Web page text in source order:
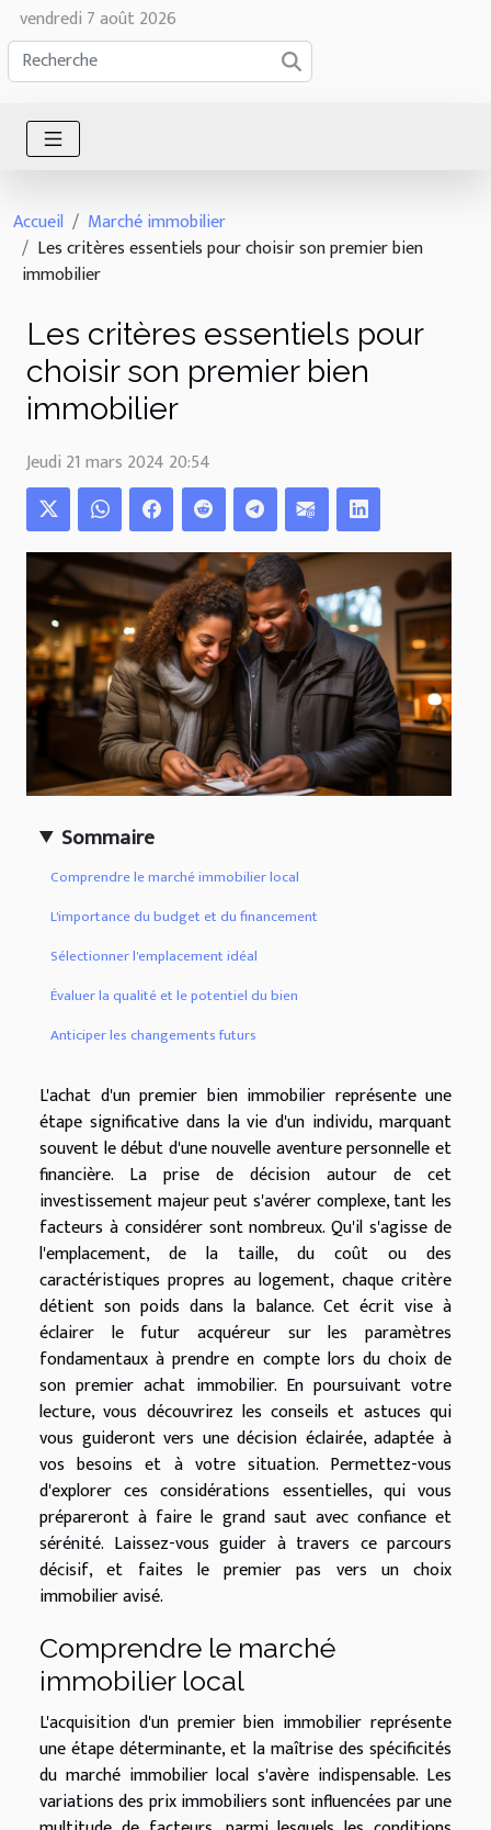
vendredi 7 août 2026
Accueil
Marché immobilier
Les critères essentiels pour choisir son premier bien
immobilier
Les critères essentiels pour
choisir son premier bien
immobilier
Jeudi 21 mars 2024 20:54
Sommaire
Comprendre le marché immobilier local
L'importance du budget et du financement
Sélectionner l'emplacement idéal
Évaluer la qualité et le potentiel du bien
Anticiper les changements futurs
L'achat d'un premier bien immobilier représente une
étape significative dans la vie d'un individu, marquant
souvent le début d'une nouvelle aventure personnelle et
financière. La prise de décision autour de cet
investissement majeur peut s'avérer complexe, tant les
facteurs à considérer sont nombreux. Qu'il s'agisse de
l'emplacement, de la taille, du coût ou des
caractéristiques propres au logement, chaque critère
détient son poids dans la balance. Cet écrit vise à
éclairer le futur acquéreur sur les paramètres
fondamentaux à prendre en compte lors du choix de
son premier achat immobilier. En poursuivant votre
lecture, vous découvrirez les conseils et astuces qui
vous guideront vers une décision éclairée, adaptée à
vos besoins et à votre situation. Permettez-vous
d'explorer ces considérations essentielles, qui vous
prépareront à faire le grand saut avec confiance et
sérénité. Laissez-vous guider à travers ce parcours
décisif, et faites le premier pas vers un choix
immobilier avisé.
Comprendre le marché
immobilier local
L'acquisition d'un premier bien immobilier représente
une étape déterminante, et la maîtrise des spécificités
du marché immobilier local s'avère indispensable. Les
variations des prix immobiliers sont influencées par une